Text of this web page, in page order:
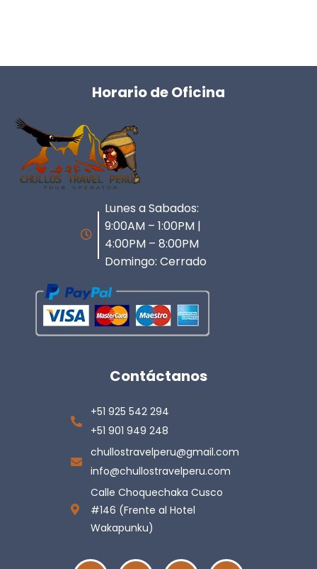
Horario de Oficina
Lunes a Sabados:
9:00AM – 1:00PM |
4:00PM – 8:00PM
Domingo: Cerrado
Contáctanos
+51 925 542 294
+51 901 949 248
chullostravelperu@gmail.com
info@chullostravelperu.com
Calle Choquechaka Cusco
#146 (Frente al Hotel
Wakapunku)